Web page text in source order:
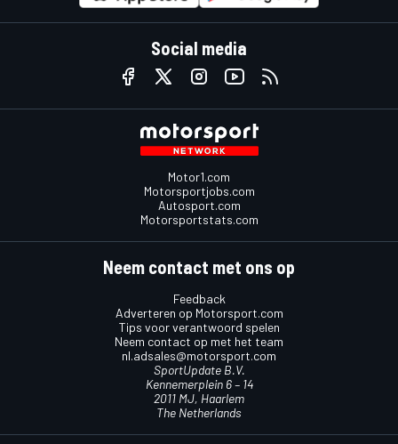
Social media
Motor1.com
Motorsportjobs.com
Autosport.com
Motorsportstats.com
Neem contact met ons op
Feedback
Adverteren op Motorsport.com
Tips voor verantwoord spelen
Neem contact op met het team
nl.adsales@motorsport.com
SportUpdate B.V.
Kennemerplein 6 – 14
2011 MJ, Haarlem
The Netherlands